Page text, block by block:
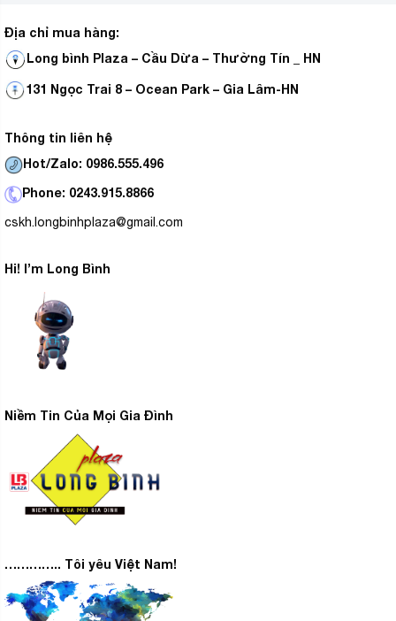
Địa chỉ mua hàng:
Long bình Plaza – Cầu Dừa – Thường Tín _ HN
131 Ngọc Trai 8 – Ocean Park – Gia Lâm-HN
Thông tin liên hệ
Hot/Zalo: 0986.555.496
Phone: 0243.915.8866
cskh.longbinhplaza@gmail.com
Hi! I’m Long Bình
Niềm Tin Của Mọi Gia Đình
………….. Tôi yêu Việt Nam!